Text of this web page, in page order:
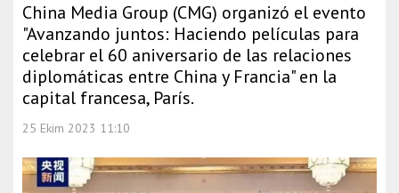
China Media Group (CMG) organizó el evento
"Avanzando juntos: Haciendo películas para
celebrar el 60 aniversario de las relaciones
diplomáticas entre China y Francia" en la
capital francesa, París.
25 Ekim 2023 11:10